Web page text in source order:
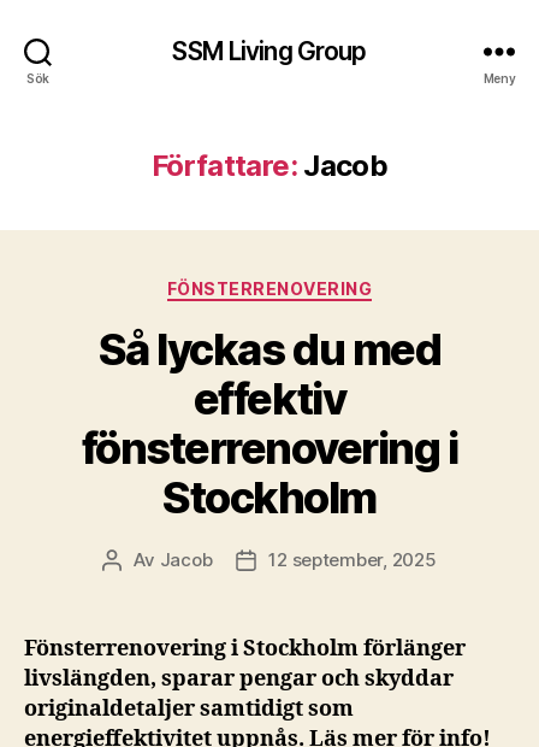
Sök
SSM Living Group
Meny
Författare: Jacob
Kategorier
FÖNSTERRENOVERING
Så lyckas du med
effektiv
fönsterrenovering i
Stockholm
Inläggsförfattare
Av Jacob Inläggsdatum
12 september, 2025
Fönsterrenovering i Stockholm förlänger
livslängden, sparar pengar och skyddar
originaldetaljer samtidigt som
energieffektivitet uppnås. Läs mer för info!